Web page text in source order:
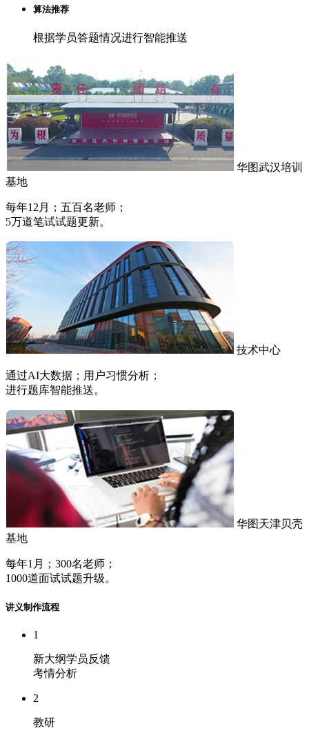
算法推荐
根据学员答题情况进行智能推送
华图武汉培训
基地
每年12月；五百名老师；
5万道笔试试题更新。
技术中心
通过AI大数据；用户习惯分析；
进行题库智能推送。
华图天津贝壳
基地
每年1月；300名老师；
1000道面试试题升级。
讲义制作流程
1
新大纲学员反馈
考情分析
2
教研